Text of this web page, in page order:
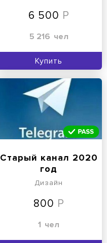
6 500
5 216 чел
Купить
Старый канал 2020
год
Дизайн
800
1 чел